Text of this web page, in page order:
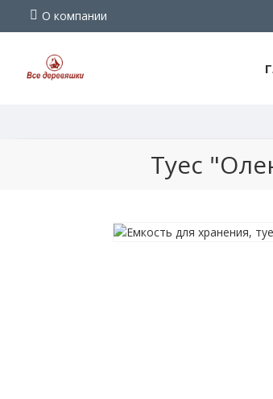
О компании
льдине",
Туес